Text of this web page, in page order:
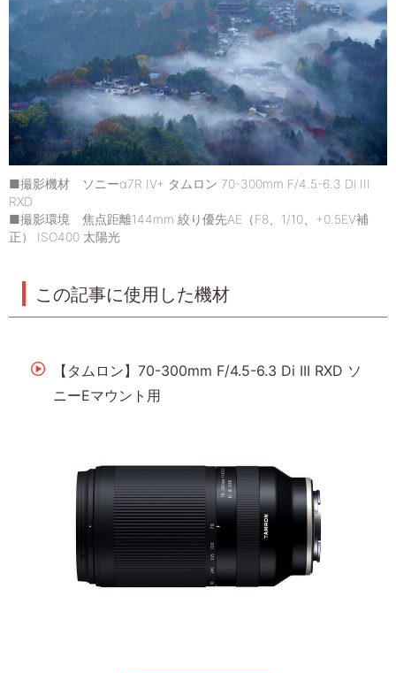
■撮影機材 ソニーα7R IV+ タムロン 70-300mm F/4.5-6.3 Di III
RXD
■撮影環境 焦点距離144mm 絞り優先AE（F8、1/10、+0.5EV補
正） ISO400 太陽光
この記事に使用した機材
【タムロン】70-300mm F/4.5-6.3 Di III RXD ソ
ニーEマウント用